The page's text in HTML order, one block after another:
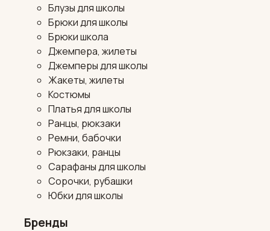
Блузы для школы
Брюки для школы
Брюки школа
Джемпера, жилеты
Джемперы для школы
Жакеты, жилеты
Костюмы
Платья для школы
Ранцы, рюкзаки
Ремни, бабочки
Рюкзаки, ранцы
Сарафаны для школы
Сорочки, рубашки
Юбки для школы
Бренды